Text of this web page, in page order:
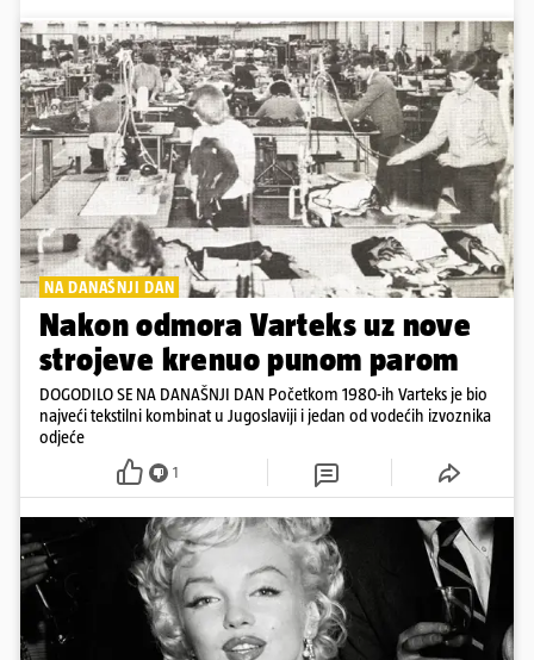
NA DANAŠNJI DAN
Nakon odmora Varteks uz nove
strojeve krenuo punom parom
DOGODILO SE NA DANAŠNJI DAN Početkom 1980-ih Varteks je bio
najveći tekstilni kombinat u Jugoslaviji i jedan od vodećih izvoznika
odjeće
1